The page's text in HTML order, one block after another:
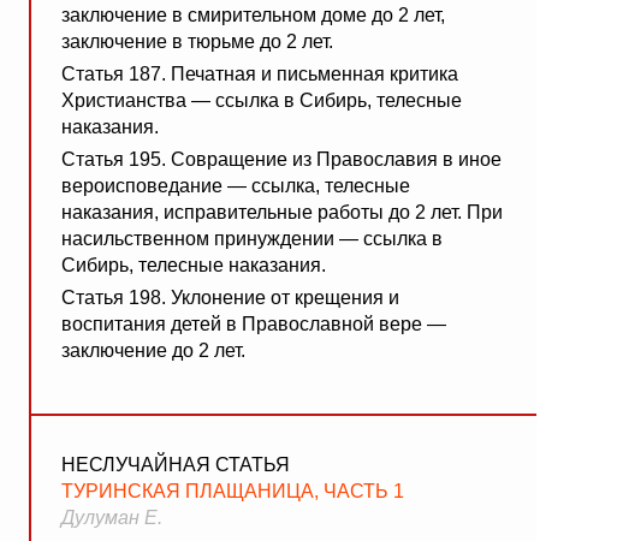
заключение в смирительном доме до 2 лет,
заключение в тюрьме до 2 лет.
Статья 187. Печатная и письменная критика
Христианства — ссылка в Сибирь, телесные
наказания.
Статья 195. Совращение из Православия в иное
вероисповедание — ссылка, телесные
наказания, исправительные работы до 2 лет. При
насильственном принуждении — ссылка в
Сибирь, телесные наказания.
Статья 198. Уклонение от крещения и
воспитания детей в Православной вере —
заключение до 2 лет.
НЕСЛУЧАЙНАЯ СТАТЬЯ
ТУРИНСКАЯ ПЛАЩАНИЦА, ЧАСТЬ 1
Дулуман Е.